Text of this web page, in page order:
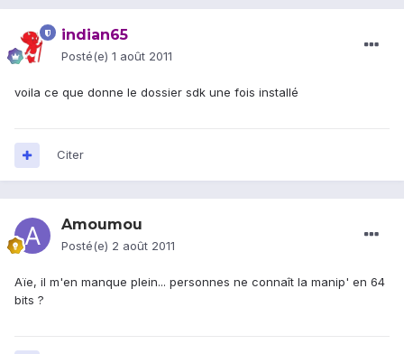
indian65
Posté(e) 1 août 2011
voila ce que donne le dossier sdk une fois installé
Citer
Amoumou
Posté(e) 2 août 2011
Aïe, il m'en manque plein... personnes ne connaît la manip' en 64
bits ?